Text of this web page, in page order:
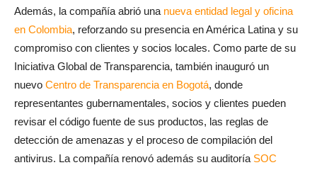
Además, la compañía abrió una nueva entidad legal y oficina
en Colombia, reforzando su presencia en América Latina y su
compromiso con clientes y socios locales. Como parte de su
Iniciativa Global de Transparencia, también inauguró un
nuevo Centro de Transparencia en Bogotá, donde
representantes gubernamentales, socios y clientes pueden
revisar el código fuente de sus productos, las reglas de
detección de amenazas y el proceso de compilación del
antivirus. La compañía renovó además su auditoría SOC